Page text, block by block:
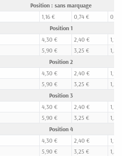
Position : sans marquage
1,16 € 0,74 €
0,48 €
Position 1
4,30 € 2,40 €
1,15 €
5,90 € 3,25 €
1,56 €
Position 2
4,30 € 2,40 €
1,15 €
5,90 € 3,25 €
1,56 €
Position 3
4,30 € 2,40 €
1,15 €
5,90 € 3,25 €
1,56 €
Position 4
4,30 € 2,40 €
1,15 €
5,90 € 3,25 €
1,56 €